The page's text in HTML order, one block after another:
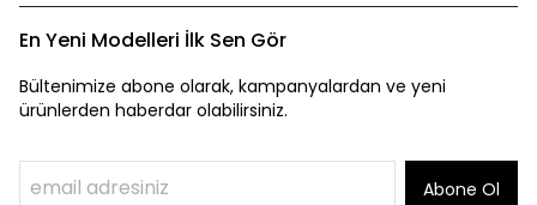
En Yeni Modelleri İlk Sen Gör
Bültenimize abone olarak, kampanyalardan ve yeni
ürünlerden haberdar olabilirsiniz.
Abone Ol